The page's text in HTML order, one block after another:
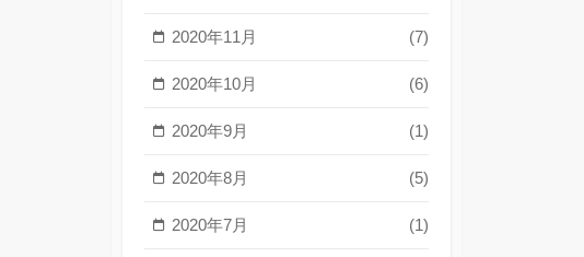
2020年11月 (7)
2020年10月 (6)
2020年9月 (1)
2020年8月 (5)
2020年7月 (1)